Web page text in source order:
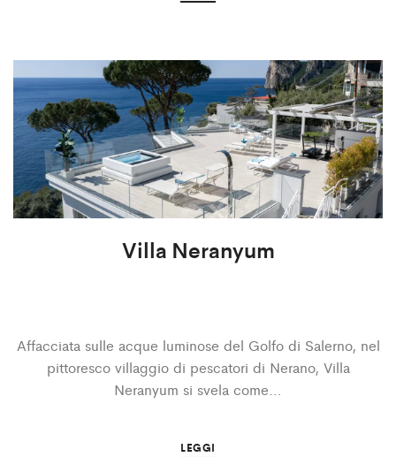
Villa Neranyum
Affacciata sulle acque luminose del Golfo di Salerno, nel
pittoresco villaggio di pescatori di Nerano, Villa
Neranyum si svela come…
LEGGI